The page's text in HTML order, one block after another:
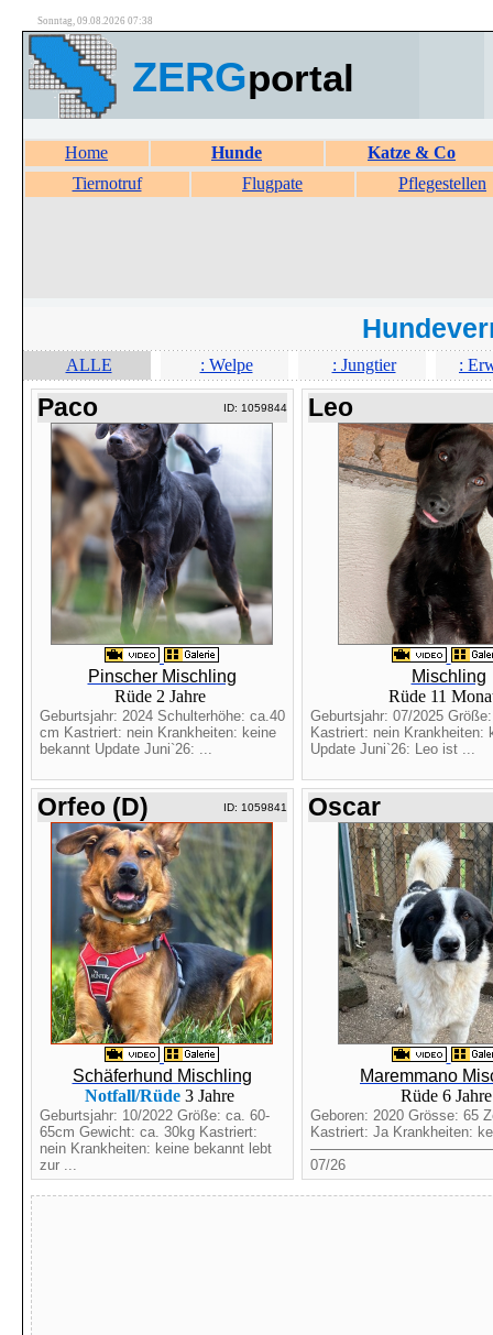
Sonntag, 09.08.2026 07:38
ZERGportal
Home Hunde
Katze & Co
Tiernotruf
Flugpate Pflegestellen
ALLE : Welpe : Jungtier :
Paco ID: 1059844
Pinscher Mischling
Rüde 2 Jahre
Geburtsjahr: 2024 Schulterhöhe: ca.40
cm Kastriert: nein Krankheiten: keine
bekannt Update Juni`26: ...
Leo
Mischling
Rüde 11
Geburtsjahr: 07/2025
Kastriert: nein Krankheiten:
Update Juni`26: Leo ist ...
Orfeo (D) ID: 1059841
Schäferhund Mischling
Notfall/Rüde 3 Jahre
Geburtsjahr: 10/2022 Größe: ca. 60-
65cm Gewicht: ca. 30kg Kastriert:
nein Krankheiten: keine bekannt lebt
zur ...
Oscar
Maremmano
Rüde 6
Geboren: 2020 Grösse: 65
Kastriert: Ja Krankheiten:
07/26